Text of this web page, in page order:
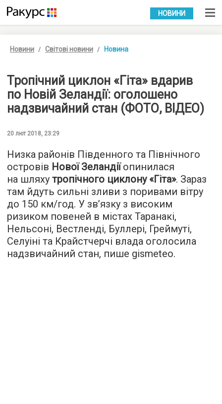
УКР РУС
НОВИНИ
Новини Світові новини Новина
Тропічний циклон «Гіта» вдарив
по Новій Зеландії: оголошено
надзвичайний стан (ФОТО, ВІДЕО)
20 лют 2018, 23:29
Низка районів Південного та Північного
островів Нової Зеландіїопинилася
на шляху тропічного циклону «Гіта». Зараз
там йдуть сильні зливи з поривами вітру
до 150 км/год. У зв’язку з високим
ризиком повеней в містах Таранакі,
Нельсоні, Вестленді, Буллері, Греймуті,
Селуіні та Крайстчерчі влада оголосила
надзвичайний стан, пише gismeteo.